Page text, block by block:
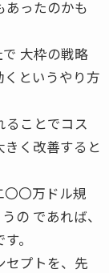
あったのかも
大枠の戦略
というやり方
ことでコス
きく改善すると
〇〇万ドル規
の であれば、
。
プトを、先